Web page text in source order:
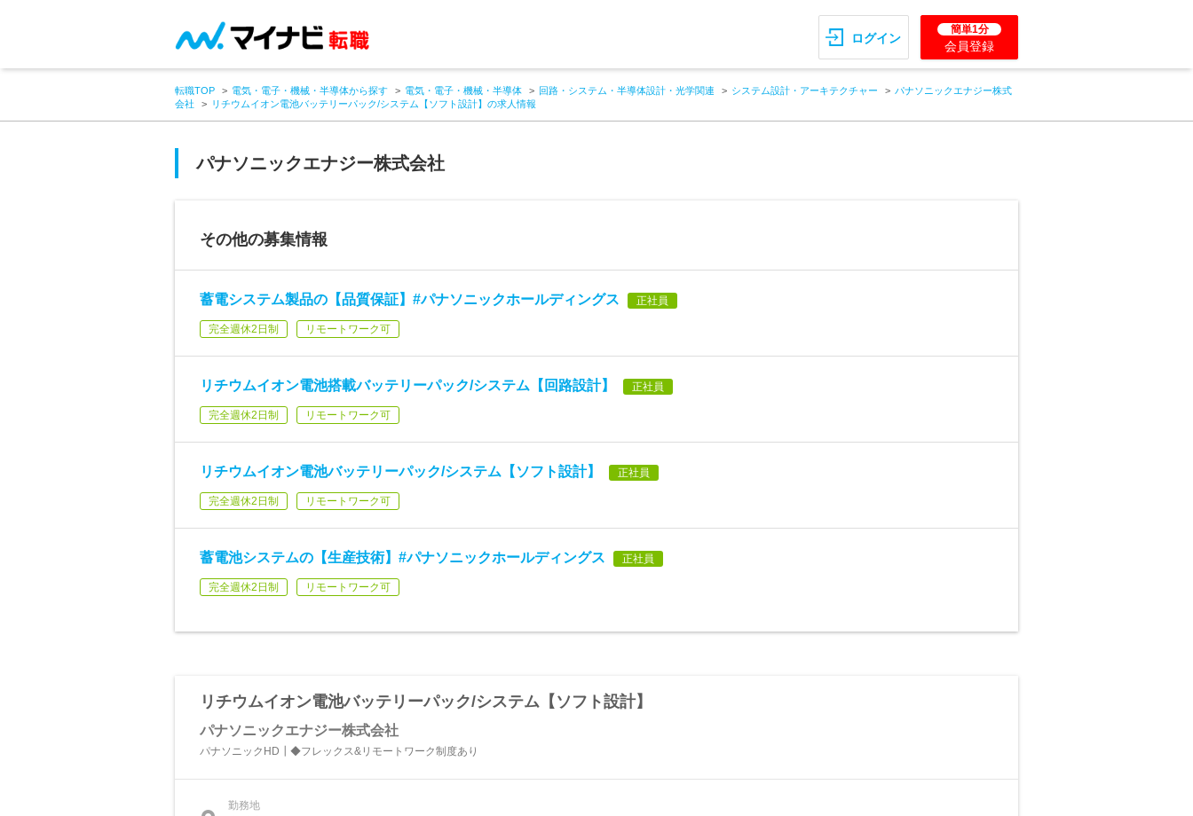
ログイン
簡単1分
会員登録
転職TOP 電気・電子・機械・半導体から探す 電気・電子・機械・半導体 回路・システム・半導体設計・光学関連 システム設計・アーキテクチャー
パナソニックエナジー株式
会社
リチウムイオン電池バッテリーパック/システム【ソフト設計】の求人情報
パナソニックエナジー株式会社
その他の募集情報
蓄電システム製品の【品質保証】#パナソニックホールディングス 正社員
完全週休2日制 リモートワーク可
リチウムイオン電池搭載バッテリーパック/システム【回路設計】 正社員
完全週休2日制 リモートワーク可
リチウムイオン電池バッテリーパック/システム【ソフト設計】 正社員
完全週休2日制 リモートワーク可
蓄電池システムの【生産技術】#パナソニックホールディングス 正社員
完全週休2日制 リモートワーク可
リチウムイオン電池バッテリーパック/システム【ソフト設計】
パナソニックエナジー株式会社
パナソニックHD┃◆フレックス&リモートワーク制度あり
勤務地